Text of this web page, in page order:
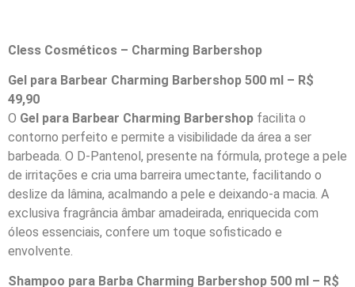
Cless Cosméticos – Charming Barbershop
Gel para Barbear Charming Barbershop 500 ml – R$
49,90
O Gel para Barbear Charming Barbershop facilita o
contorno perfeito e permite a visibilidade da área a ser
barbeada. O D-Pantenol, presente na fórmula, protege a pele
de irritações e cria uma barreira umectante, facilitando o
deslize da lâmina, acalmando a pele e deixando-a macia. A
exclusiva fragrância âmbar amadeirada, enriquecida com
óleos essenciais, confere um toque sofisticado e
envolvente.
Shampoo para Barba Charming Barbershop 500 ml – R$